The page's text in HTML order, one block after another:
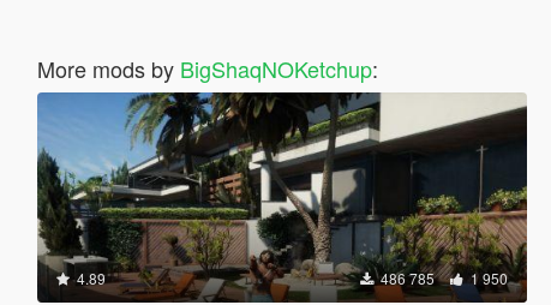
More mods by BigShaqNOKetchup:
4.89 486 785 1 950